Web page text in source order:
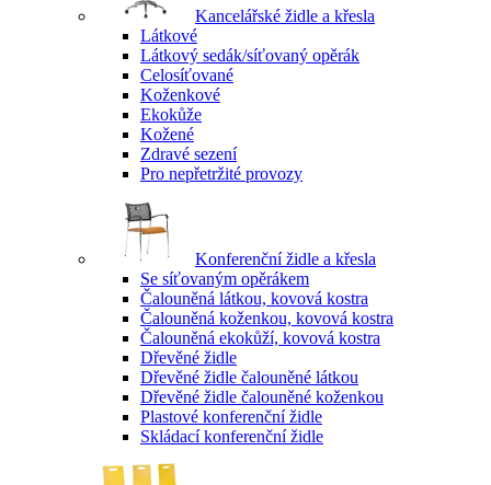
Kancelářské židle a křesla
Látkové
Látkový sedák/síťovaný opěrák
Celosíťované
Koženkové
Ekokůže
Kožené
Zdravé sezení
Pro nepřetržité provozy
Konferenční židle a křesla
Se síťovaným opěrákem
Čalouněná látkou, kovová kostra
Čalouněná koženkou, kovová kostra
Čalouněná ekokůží, kovová kostra
Dřevěné židle
Dřevěné židle čalouněné látkou
Dřevěné židle čalouněné koženkou
Plastové konferenční židle
Skládací konferenční židle